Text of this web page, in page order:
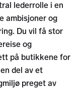
lederrolle i en
ambisjoner og
Du vil få stor
og
på butikkene for
del av et
preget av